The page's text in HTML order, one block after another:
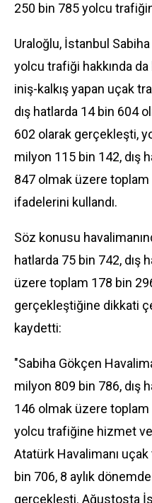
250 bin 785 yolcu
Uraloğlu, İstanbul
yolcu trafiği hakkında
iniş-kalkış yapan uçak
dış hatlarda 14 bin 604
602 olarak gerçekleşti,
milyon 115 bin 142, dış
847 olmak üzere
ifadelerini kullandı.
Söz konusu
hatlarda 75 bin 742, dış
üzere toplam 178 bin
gerçekleştiğine dikkati
kaydetti:
"Sabiha Gökçen
milyon 809 bin 786, dış
146 olmak üzere
yolcu trafiğine hizmet
Atatürk Havalimanı
bin 706, 8 aylık
gerçekleşti. Ağustosta